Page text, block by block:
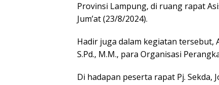
Provinsi Lampung, di ruang rapat
Jum’at (23/8/2024).
Hadir juga dalam kegiatan tersebut,
S.Pd., M.M., para Organisasi
Di hadapan peserta rapat Pj. Sekda,